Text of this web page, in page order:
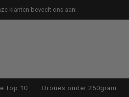
klanten beveelt ons aan!
Top 10 Drones onder 250gram